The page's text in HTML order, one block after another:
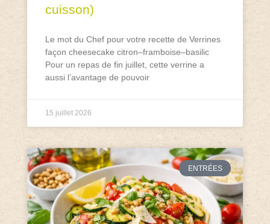
cuisson)
Le mot du Chef pour votre recette de Verrines
façon cheesecake citron–framboise–basilic
Pour un repas de fin juillet, cette verrine a
aussi l’avantage de pouvoir
15 juillet 2026
ENTRÉES